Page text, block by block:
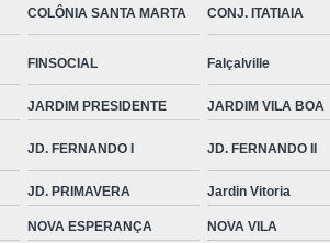
COLÔNIA SANTA MARTA CONJ. ITATIAIA
FINSOCIAL Falçalville
JARDIM PRESIDENTE JARDIM VILA BOA
JD. FERNANDO I JD. FERNANDO II
JD. PRIMAVERA Jardin Vitoria
NOVA ESPERANÇA NOVA VILA